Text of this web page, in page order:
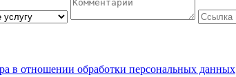
в отношении обработки персональных данных